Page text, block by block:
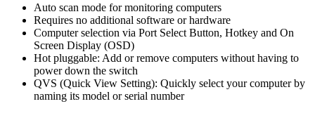
Auto scan mode for monitoring computers
Requires no additional software or hardware
Computer selection via Port Select Button, Hotkey and On
Screen Display (OSD)
Hot pluggable: Add or remove computers without having to
power down the switch
QVS (Quick View Setting): Quickly select your computer by
naming its model or serial number